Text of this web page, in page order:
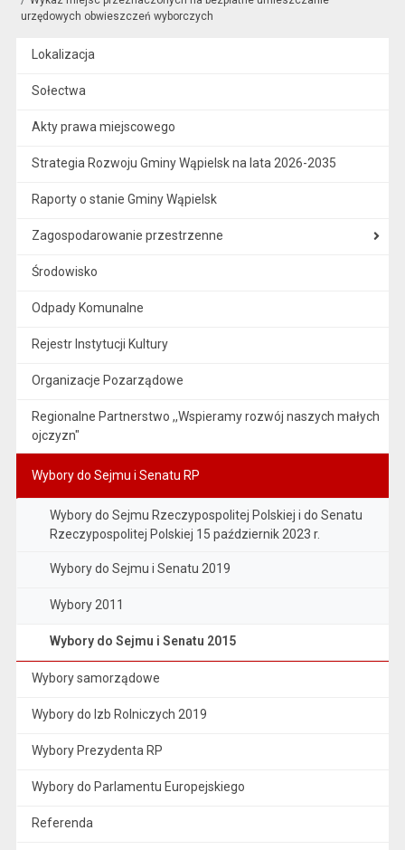
urzędowych obwieszczeń wyborczych
Lokalizacja
Sołectwa
Akty prawa miejscowego
Strategia Rozwoju Gminy Wąpielsk na lata 2026-2035
Raporty o stanie Gminy Wąpielsk
Zagospodarowanie przestrzenne
Środowisko
Odpady Komunalne
Rejestr Instytucji Kultury
Organizacje Pozarządowe
Regionalne Partnerstwo ,,Wspieramy rozwój naszych małych
ojczyzn"
Wybory do Sejmu i Senatu RP
Wybory do Sejmu Rzeczypospolitej Polskiej i do Senatu
Rzeczypospolitej Polskiej 15 październik 2023 r.
Wybory do Sejmu i Senatu 2019
Wybory 2011
Wybory do Sejmu i Senatu 2015
Wybory samorządowe
Wybory do Izb Rolniczych 2019
Wybory Prezydenta RP
Wybory do Parlamentu Europejskiego
Referenda